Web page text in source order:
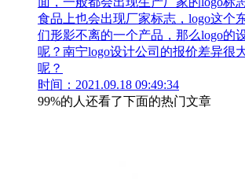
食品上也会出现厂家标志，logo这个
们形影不离的一个产品，那么logo的
呢？南宁logo设计公司的报价差异很
呢？
时间：2021.09.18 09:49:34
99%的人还看了下面的热门文章